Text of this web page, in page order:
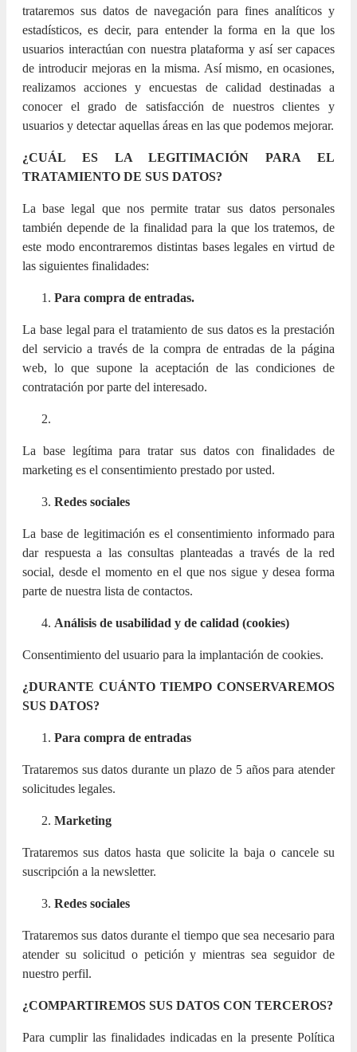
trataremos sus datos de navegación para fines analíticos y
estadísticos, es decir, para entender la forma en la que los
usuarios interactúan con nuestra plataforma y así ser capaces
de introducir mejoras en la misma. Así mismo, en ocasiones,
realizamos acciones y encuestas de calidad destinadas a
conocer el grado de satisfacción de nuestros clientes y
usuarios y detectar aquellas áreas en las que podemos mejorar.
¿CUÁL ES LA LEGITIMACIÓN PARA EL
TRATAMIENTO DE SUS DATOS?
La base legal que nos permite tratar sus datos personales
también depende de la finalidad para la que los tratemos, de
este modo encontraremos distintas bases legales en virtud de
las siguientes finalidades:
Para compra de entradas.
La base legal para el tratamiento de sus datos es la prestación
del servicio a través de la compra de entradas de la página
web, lo que supone la aceptación de las condiciones de
contratación por parte del interesado.
La base legítima para tratar sus datos con finalidades de
marketing es el consentimiento prestado por usted.
Redes sociales
La base de legitimación es el consentimiento informado para
dar respuesta a las consultas planteadas a través de la red
social, desde el momento en el que nos sigue y desea forma
parte de nuestra lista de contactos.
Análisis de usabilidad y de calidad (cookies)
Consentimiento del usuario para la implantación de cookies.
¿DURANTE CUÁNTO TIEMPO CONSERVAREMOS
SUS DATOS?
Para compra de entradas
Trataremos sus datos durante un plazo de 5 años para atender
solicitudes legales.
Marketing
Trataremos sus datos hasta que solicite la baja o cancele su
suscripción a la newsletter.
Redes sociales
Trataremos sus datos durante el tiempo que sea necesario para
atender su solicitud o petición y mientras sea seguidor de
nuestro perfil.
¿COMPARTIREMOS SUS DATOS CON TERCEROS?
Para cumplir las finalidades indicadas en la presente Política